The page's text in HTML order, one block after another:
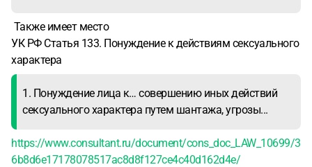
Также имеет место
УК РФ Статья 133. Понуждение к действиям сексуального
характера
1. Понуждение лица к… совершению иных действий
сексуального характера путем шантажа, угрозы...
https://www.consultant.ru/document/cons_doc_LAW_10699/3
6b8d6e17178078517ac8d8f127ce4c40d162d4e/